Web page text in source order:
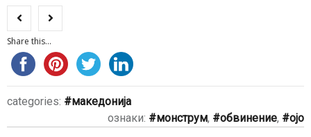
Share this...
categories:
македонија
ознаки:
монструм, обвинение, ојо